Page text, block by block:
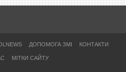
ДОПОМОГА ЗМІ КОНТАКТИ
МІТКИ САЙТУ